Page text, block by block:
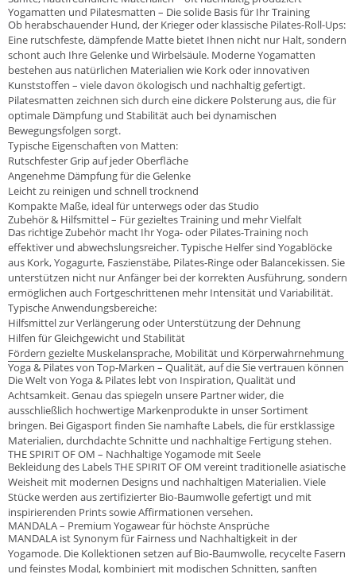
Yogamatten und Pilatesmatten – Die solide Basis für Ihr Training
Ob herabschauender Hund, der Krieger oder klassische Pilates-Roll-Ups:
Eine rutschfeste, dämpfende Matte bietet Ihnen nicht nur Halt, sondern
schont auch Ihre Gelenke und Wirbelsäule. Moderne Yogamatten
bestehen aus natürlichen Materialien wie Kork oder innovativen
Kunststoffen – viele davon ökologisch und nachhaltig gefertigt.
Pilatesmatten zeichnen sich durch eine dickere Polsterung aus, die für
optimale Dämpfung und Stabilität auch bei dynamischen
Bewegungsfolgen sorgt.
Typische Eigenschaften von Matten:
Rutschfester Grip auf jeder Oberfläche
Angenehme Dämpfung für die Gelenke
Leicht zu reinigen und schnell trocknend
Kompakte Maße, ideal für unterwegs oder das Studio
Zubehör & Hilfsmittel – Für gezieltes Training und mehr Vielfalt
Das richtige Zubehör macht Ihr Yoga- oder Pilates-Training noch
effektiver und abwechslungsreicher. Typische Helfer sind Yogablöcke
aus Kork, Yogagurte, Faszienstäbe, Pilates-Ringe oder Balancekissen. Sie
unterstützen nicht nur Anfänger bei der korrekten Ausführung, sondern
ermöglichen auch Fortgeschrittenen mehr Intensität und Variabilität.
Typische Anwendungsbereiche:
Hilfsmittel zur Verlängerung oder Unterstützung der Dehnung
Hilfen für Gleichgewicht und Stabilität
Fördern gezielte Muskelansprache, Mobilität und Körperwahrnehmung
Yoga & Pilates von Top-Marken – Qualität, auf die Sie vertrauen können
Die Welt von Yoga & Pilates lebt von Inspiration, Qualität und
Achtsamkeit. Genau das spiegeln unsere Partner wider, die
ausschließlich hochwertige Markenprodukte in unser Sortiment
bringen. Bei Gigasport finden Sie namhafte Labels, die für erstklassige
Materialien, durchdachte Schnitte und nachhaltige Fertigung stehen.
THE SPIRIT OF OM – Nachhaltige Yogamode mit Seele
Bekleidung des Labels THE SPIRIT OF OM vereint traditionelle asiatische
Weisheit mit modernen Designs und nachhaltigen Materialien. Viele
Stücke werden aus zertifizierter Bio-Baumwolle gefertigt und mit
inspirierenden Prints sowie Affirmationen versehen.
MANDALA – Premium Yogawear für höchste Ansprüche
MANDALA ist Synonym für Fairness und Nachhaltigkeit in der
Yogamode. Die Kollektionen setzen auf Bio-Baumwolle, recycelte Fasern
und feinstes Modal, kombiniert mit modischen Schnitten, sanften